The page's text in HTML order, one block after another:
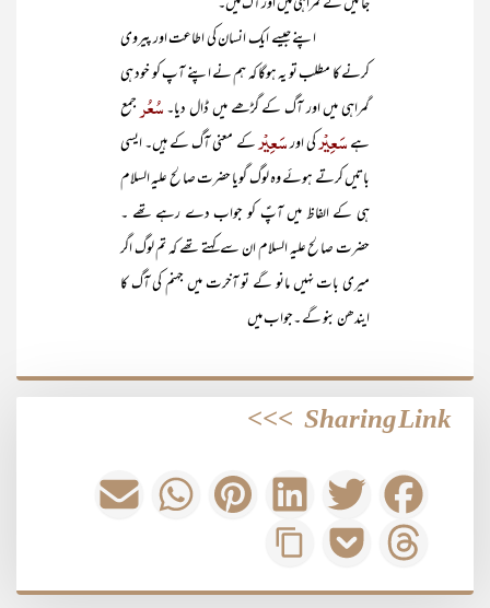
اپنے جیسے ایک انسان کی اطاعت اور پیروی
کرنے کا مطلب تو یہ ہوگا کہ ہم نے اپنے آپ کو خود ہی
گمراہی میں اور آگ کے گڑھے میں ڈال دیا۔سُعُرجمع
ہےسَعِیْرکی اورسَعِیْرکے معنی آگ کے ہیں۔ ایسی
باتیں کرتے ہوئے وہ لوگ گویا حضرت صالح علیہ السلام
ہی کے الفاظ میں آپؑ کو جواب دے رہے تھے ۔
حضرت صالح علیہ السلام ان سے کہتے تھے کہ تم لوگ اگر
میری بات نہیں مانو گے تو آخرت میں جہنم کی آگ کا
ایندھن بنو گے ۔جواب میں
Sharing Link
>>>